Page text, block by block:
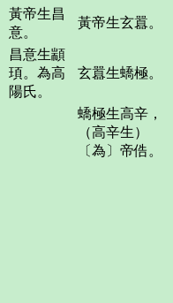
黃帝生昌
意。
黃帝生玄囂。
昌意生顓
頊。為高
陽氏。
玄囂生蟜極。
蟜極生高辛，
（高辛生）
〔為〕帝俈。